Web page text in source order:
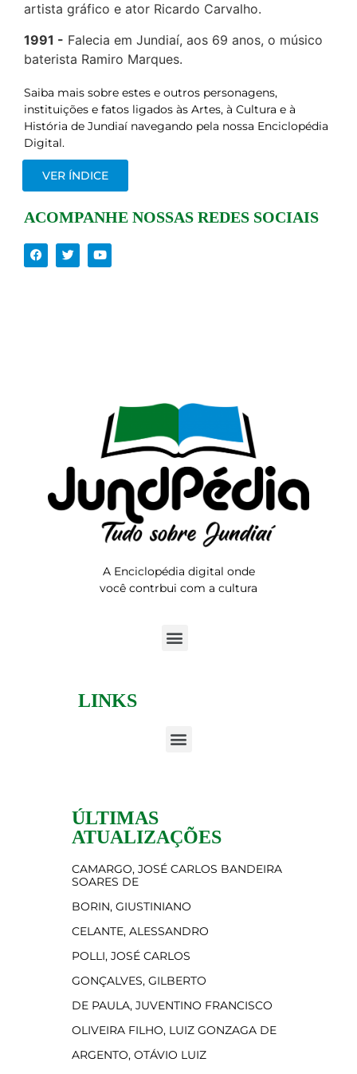
artista gráfico e ator Ricardo Carvalho.
1991
Falecia em Jundiaí, aos 69 anos, o músico
baterista Ramiro Marques.
Saiba mais sobre estes e outros personagens,
instituições e fatos ligados às Artes, à Cultura e à
História de Jundiaí navegando pela nossa Enciclopédia
Digital.
VER ÍNDICE
ACOMPANHE NOSSAS REDES SOCIAIS
A Enciclopédia digital onde
você contrbui com a cultura
LINKS
ÚLTIMAS
ATUALIZAÇÕES
CAMARGO, JOSÉ CARLOS BANDEIRA
SOARES DE
BORIN, GIUSTINIANO
CELANTE, ALESSANDRO
POLLI, JOSÉ CARLOS
GONÇALVES, GILBERTO
DE PAULA, JUVENTINO FRANCISCO
OLIVEIRA FILHO, LUIZ GONZAGA DE
ARGENTO, OTÁVIO LUIZ